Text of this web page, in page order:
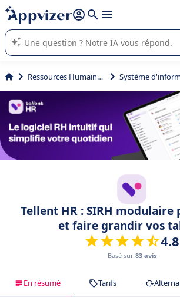
répondre (plusieurs lignes avec
L'IA de Appvizer vous guide dans l'utilisation ou
logiciel SaaS en entreprise.
Ressources Humaines (RH)
Tellent HR : SIRH
et faire grandir vos
4.8
Basé sur 83 avis
En résumé Tarifs